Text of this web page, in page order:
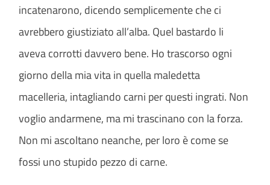
incatenarono, dicendo semplicemente che ci
avrebbero giustiziato all’alba. Quel bastardo li
aveva corrotti davvero bene. Ho trascorso ogni
giorno della mia vita in quella maledetta
macelleria, intagliando carni per questi ingrati. Non
voglio andarmene, ma mi trascinano con la forza.
Non mi ascoltano neanche, per loro è come se
fossi uno stupido pezzo di carne.